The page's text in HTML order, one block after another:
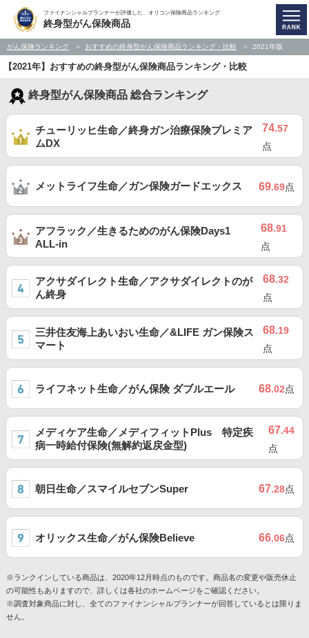
ファイナンシャルプランナーが評価した、オリコン保険商品ランキング
終身型がん保険商品
がん保険ランキング おすすめの終身型がん保険商品ランキング・比較 2021年版
【2021年】おすすめの終身型がん保険商品ランキング・比較
終身型がん保険商品 総合ランキング
チューリッヒ生命／終身ガン治療保険プレミア
ムDX
74.57
点
メットライフ生命／ガン保険ガードエックス 69.69点
アフラック／生きるためのがん保険Days1
ALL-in
68.91
点
アクサダイレクト生命／アクサダイレクトのが
ん終身
68.32
点
三井住友海上あいおい生命／&LIFE ガン保険ス
マート
68.19
点
ライフネット生命／がん保険 ダブルエール 68.02点
メディケア生命／メディフィットPlus 特定疾
病一時給付保険(無解約返戻金型)
67.44
点
朝日生命／スマイルセブンSuper 67.28点
オリックス生命／がん保険Believe 66.06点
※ランクインしている商品は、2020年12月時点のものです。商品名の変更や販売休止
の可能性もありますので、詳しくは各社のホームページをご確認ください。
※調査対象商品に対し、全てのファイナンシャルプランナーが回答しているとは限りま
せん。